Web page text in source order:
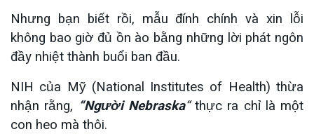
Nhưng bạn biết rồi, mẫu đính chính và xin lỗi
không bao giờ đủ ồn ào bằng những lời phát ngôn
đầy nhiệt thành buổi ban đầu.
NIH của Mỹ (National Institutes of Health) thừa
nhận rằng, “Người Nebraska“thực ra chỉ là một
con heo mà thôi.